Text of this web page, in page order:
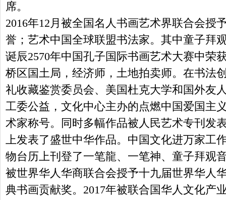
席。
2016年12月被全国名人书画艺术界联合会授
誉；艺术中国全球联盟书法家。其中童子拜
诞辰2570年中国孔子国际书画艺术大赛中荣
桥区国土局，经济师，土地拍卖师。在书法
礼收藏鉴赏委员会、美国杜克大学和国外友
工委公益，文化中心主办的点燃中国爱国主
术家称号。同时多幅作品被人民艺术专刊发
上发表了盛世中华作品。中国文化进万家工
物台历上刊登了一笔龍、一笔神、童子拜观
被世界华人华商联合会授予十九届世界华人
典书画贡献奖。2017年被联合国华人文化产